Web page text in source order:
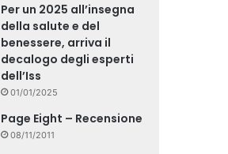
Per un 2025 all’insegna
della salute e del
benessere, arriva il
decalogo degli esperti
dell’Iss
01/01/2025
Page Eight – Recensione
08/11/2011